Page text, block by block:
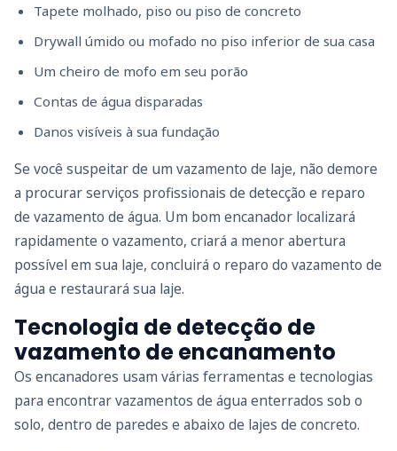
Tapete molhado, piso ou piso de concreto
Drywall úmido ou mofado no piso inferior de sua casa
Um cheiro de mofo em seu porão
Contas de água disparadas
Danos visíveis à sua fundação
Se você suspeitar de um vazamento de laje, não demore
a procurar serviços profissionais de detecção e reparo
de vazamento de água. Um bom encanador localizará
rapidamente o vazamento, criará a menor abertura
possível em sua laje, concluirá o reparo do vazamento de
água e restaurará sua laje.
Tecnologia de detecção de
vazamento de encanamento
Os encanadores usam várias ferramentas e tecnologias
para encontrar vazamentos de água enterrados sob o
solo, dentro de paredes e abaixo de lajes de concreto.